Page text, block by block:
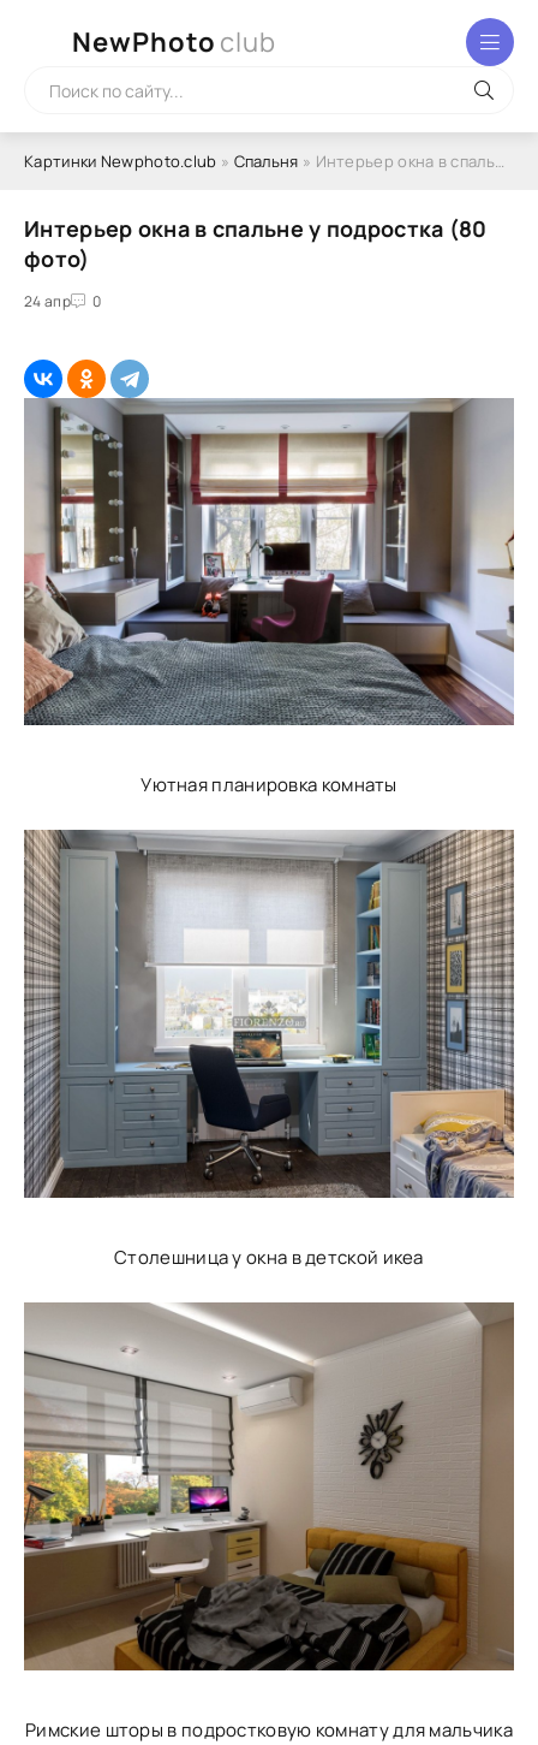
NewPhoto club
Картинки Newphoto.club » Спальня » Интерьер окна в спальне у подростка (80 фото)
Интерьер окна в спальне у подростка (80
фото)
24 апр 0
Уютная планировка комнаты
Столешница у окна в детской икеа
Римские шторы в подростковую комнату для мальчика